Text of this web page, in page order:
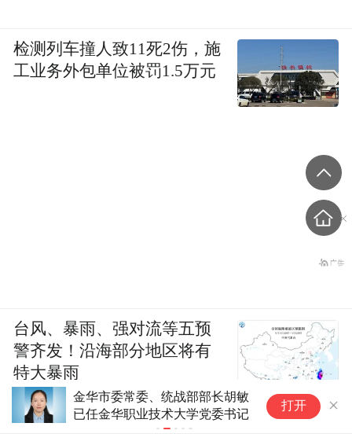
金华市委常委、统战部部长胡敏
已任金华职业技术大学党委书记
打开
检测列车撞人致11死2伤，施
工业务外包单位被罚1.5万元
台风、暴雨、强对流等五预
警齐发！沿海部分地区将有
特大暴雨